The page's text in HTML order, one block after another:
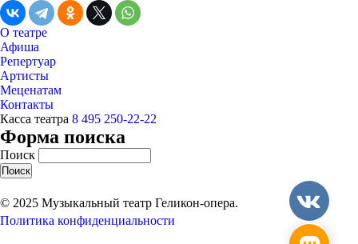
О театре
Афиша
Репертуар
Артисты
Меценатам
Контакты
Касса театра 8 495 250-22-22
Форма поиска
Поиск
© 2025 Музыкальный театр Геликон-опера.
Политика конфиденциальности